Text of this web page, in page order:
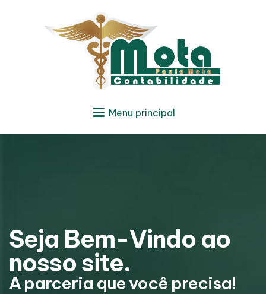
Menu principal
Seja Bem-Vindo ao
nosso site.
A parceria que você precisa!